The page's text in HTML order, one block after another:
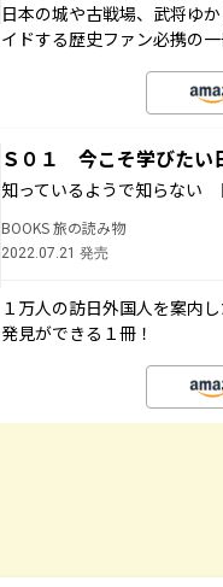
日本の城や古戦場、武将ゆ
イドする歴史ファン必携の一
Ｓ０１ 今こそ学びたい
知っているようで知らない
BOOKS 旅の読み物
2022.07.21 発売
１万人の訪日外国人を案内
発見ができる１冊！